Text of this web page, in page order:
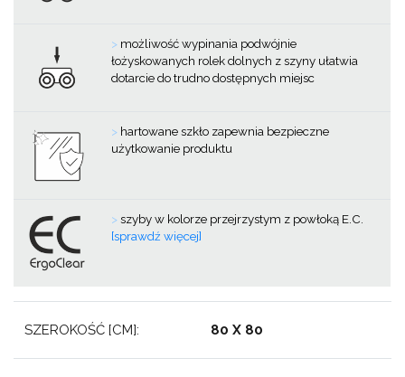
> możliwość wypinania podwójnie
łożyskowanych rolek dolnych z szyny ułatwia
dotarcie do trudno dostępnych miejsc
> hartowane szkło zapewnia bezpieczne
użytkowanie produktu
>szyby w kolorze przejrzystym z powłoką E.C.
[sprawdź więcej]
SZEROKOŚĆ [CM]: 80 X 80